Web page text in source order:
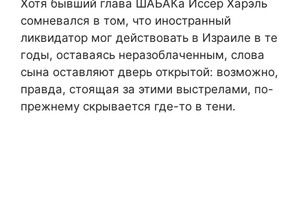
Хотя бывший глава ШАБАКа Иссер Харэль
сомневался в том, что иностранный
ликвидатор мог действовать в Израиле в те
годы, оставаясь неразоблаченным, слова
сына оставляют дверь открытой: возможно,
правда, стоящая за этими выстрелами, по-
прежнему скрывается где-то в тени.